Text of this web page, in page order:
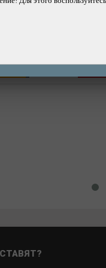
(18/25-622/630) IB 80 мм